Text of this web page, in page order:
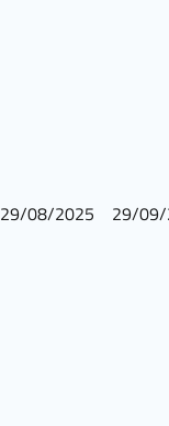
29/08/2025 29/